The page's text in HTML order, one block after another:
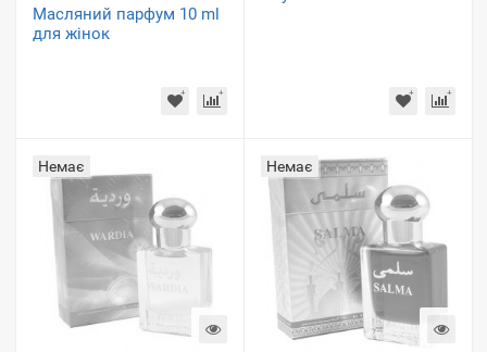
Масляний парфум 10 ml
для жінок
Немає Немає